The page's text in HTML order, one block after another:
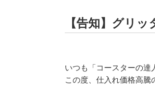
【告知】グリ
いつも「コースターの達
この度、仕入れ価格高騰